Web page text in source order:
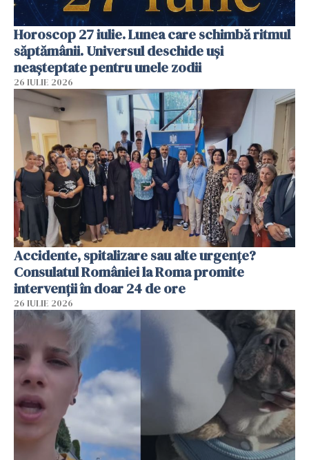
Horoscop 27 iulie. Lunea care schimbă ritmul
săptămânii. Universul deschide uși
neașteptate pentru unele zodii
26 IULIE 2026
Accidente, spitalizare sau alte urgențe?
Consulatul României la Roma promite
intervenții în doar 24 de ore
26 IULIE 2026